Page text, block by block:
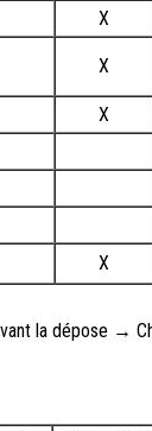
X
X
X
X
la dépose →